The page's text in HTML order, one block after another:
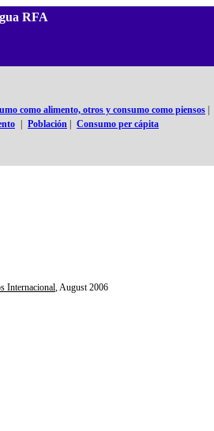
RFA
como alimento, otros y consumo como piensos
Población Consumo per cápita
Internacional, August 2006